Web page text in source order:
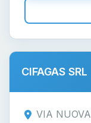
CIFAGAS SRL
VIA